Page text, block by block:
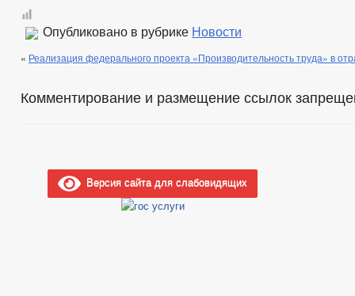
Опубликовано в рубрике Новости
« Реализация федерального проекта «Производительность труда» в
Комментирование и размещение ссылок
Версия сайта для слабовидящих